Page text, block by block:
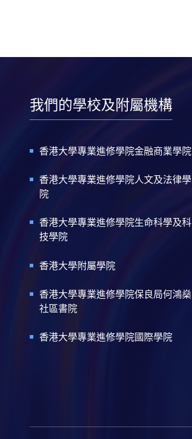
我們的學校及附屬機構
香港大學專業進修學院金融商業學院
香港大學專業進修學院人文及法律學
院
香港大學專業進修學院生命科學及科
技學院
香港大學附屬學院
香港大學專業進修學院保良局何鴻燊
社區書院
香港大學專業進修學院國際學院